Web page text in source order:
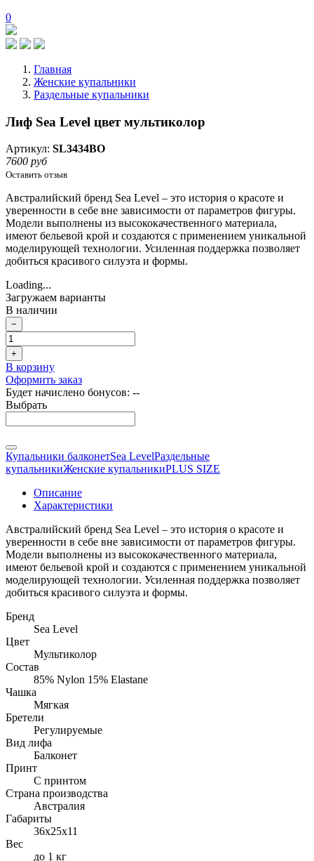
0
Главная
Женские купальники
Раздельные купальники
Лиф Sea Level цвет мультиколор
Артикул: SL3434BO
7600 руб
Оставить отзыв
Австралийский бренд Sea Level – это история о красоте и
уверенности в себе вне зависимости от параметров фигуры.
Модели выполнены из высококачественного материала,
имеют бельевой крой и создаются с применением уникальной
моделирующей технологии. Усиленная поддержка позволяет
добиться красивого силуэта и формы.
Loading...
Загружаем варианты
В наличии
−
+
В корзину
Оформить заказ
Будет начислено бонусов: --
Выбрать
Купальники балконетSea LevelРаздельные
купальникиЖенские купальникиPLUS SIZE
Описание
Характеристики
Австралийский бренд Sea Level – это история о красоте и
уверенности в себе вне зависимости от параметров фигуры.
Модели выполнены из высококачественного материала,
имеют бельевой крой и создаются с применением уникальной
моделирующей технологии. Усиленная поддержка позволяет
добиться красивого силуэта и формы.
Бренд
Sea Level
Цвет
Мультиколор
Состав
85% Nylon 15% Elastane
Чашка
Мягкая
Бретели
Регулируемые
Вид лифа
Балконет
Принт
С принтом
Страна производства
Австралия
Габариты
36x25x11
Вес
до 1 кг